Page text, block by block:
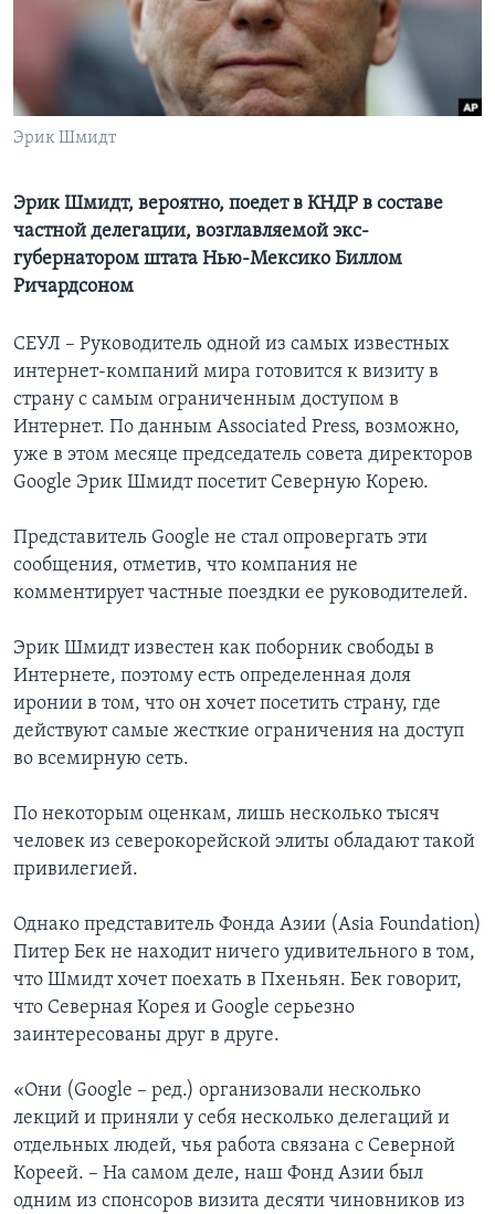
Learning English
СОЦИАЛЬНЫЕ СЕТИ
Языки
Эрик Шмидт
Эрик Шмидт, вероятно, поедет в КНДР в составе
частной делегации, возглавляемой экс-
губернатором штата Нью-Мексико Биллом
Ричардсоном
СЕУЛ – Руководитель одной из самых известных
интернет-компаний мира готовится к визиту в
страну с самым ограниченным доступом в
Интернет. По данным Associated Press, возможно,
уже в этом месяце председатель совета директоров
Google Эрик Шмидт посетит Северную Корею.
Представитель Google не стал опровергать эти
сообщения, отметив, что компания не
комментирует частные поездки ее руководителей.
Эрик Шмидт известен как поборник свободы в
Интернете, поэтому есть определенная доля
иронии в том, что он хочет посетить страну, где
действуют самые жесткие ограничения на доступ
во всемирную сеть.
По некоторым оценкам, лишь несколько тысяч
человек из северокорейской элиты обладают такой
привилегией.
Однако представитель Фонда Азии (Asia Foundation)
Питер Бек не находит ничего удивительного в том,
что Шмидт хочет поехать в Пхеньян. Бек говорит,
что Северная Корея и Google серьезно
заинтересованы друг в друге.
«Они (Google – ред.) организовали несколько
лекций и приняли у себя несколько делегаций и
отдельных людей, чья работа связана с Северной
Кореей. – На самом деле, наш Фонд Азии был
одним из спонсоров визита десяти чиновников из